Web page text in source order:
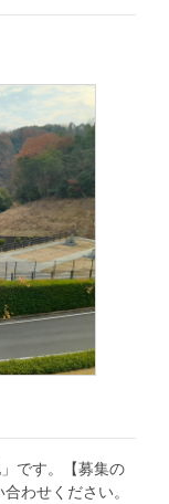
です。【募集の
わせください。